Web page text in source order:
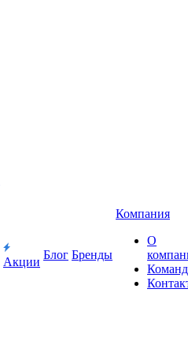
Акции
Блог Бренды
Компания
О